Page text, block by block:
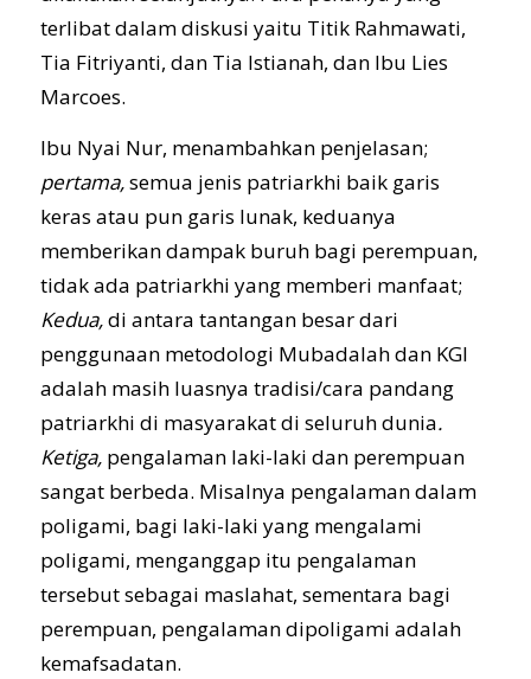
terlibat dalam diskusi yaitu Titik Rahmawati,
Tia Fitriyanti, dan Tia Istianah, dan Ibu Lies
Marcoes.
Ibu Nyai Nur, menambahkan penjelasan;
pertama,semua jenis patriarkhi baik garis
keras atau pun garis lunak, keduanya
memberikan dampak buruh bagi perempuan,
tidak ada patriarkhi yang memberi manfaat;
Kedua,di antara tantangan besar dari
penggunaan metodologi Mubadalah dan KGI
adalah masih luasnya tradisi/cara pandang
patriarkhi di masyarakat di seluruh dunia.
Ketiga,pengalaman laki-laki dan perempuan
sangat berbeda. Misalnya pengalaman dalam
poligami, bagi laki-laki yang mengalami
poligami, menganggap itu pengalaman
tersebut sebagai maslahat, sementara bagi
perempuan, pengalaman dipoligami adalah
kemafsadatan.